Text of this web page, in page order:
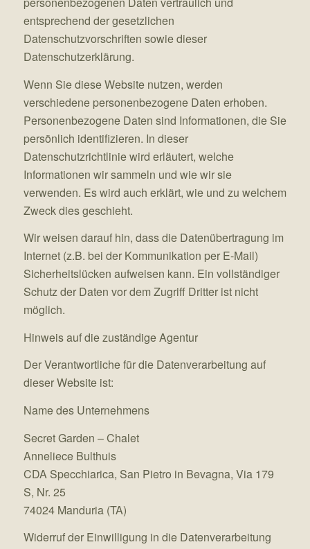
entsprechend der gesetzlichen
Datenschutzvorschriften sowie dieser
Datenschutzerklärung.
Wenn Sie diese Website nutzen, werden
verschiedene personenbezogene Daten erhoben.
Personenbezogene Daten sind Informationen, die Sie
persönlich identifizieren. In dieser
Datenschutzrichtlinie wird erläutert, welche
Informationen wir sammeln und wie wir sie
verwenden. Es wird auch erklärt, wie und zu welchem
Zweck dies geschieht.
Wir weisen darauf hin, dass die Datenübertragung im
Internet (z.B. bei der Kommunikation per E-Mail)
Sicherheitslücken aufweisen kann. Ein vollständiger
Schutz der Daten vor dem Zugriff Dritter ist nicht
möglich.
Hinweis auf die zuständige Agentur
Der Verantwortliche für die Datenverarbeitung auf
dieser Website ist:
Name des Unternehmens
Secret Garden – Chalet
Anneliece Bulthuis
CDA Specchiarica, San Pietro in Bevagna, Via 179
S, Nr. 25
74024 Manduria (TA)
Widerruf der Einwilligung in die Datenverarbeitung